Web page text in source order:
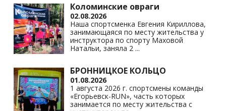
Коломинские овраги
02.08.2026
Наша спортсменка Евгения Кириллова,
занимающаяся по месту жительства у
инструктора по спорту Маховой
Натальи, заняла 2 ...
БРОННИЦКОЕ КОЛЬЦО
01.08.2026
1 августа 2026 г. спортсмены команды
«Егорьевск-RUN», часть которых
занимается по месту жительства с